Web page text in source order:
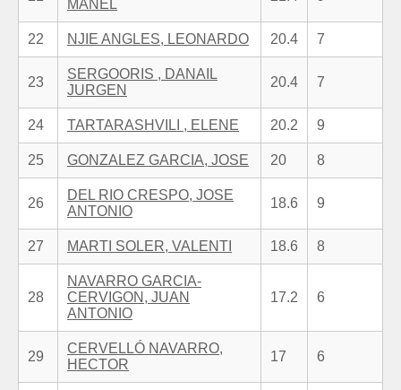
MANEL
22 NJIE ANGLES, LEONARDO 20.4 7
23
SERGOORIS , DANAIL
JURGEN
20.4 7
24 TARTARASHVILI , ELENE 20.2 9
25 GONZALEZ GARCIA, JOSE 20 8
26
DEL RIO CRESPO, JOSE
ANTONIO
18.6 9
27 MARTI SOLER, VALENTI 18.6 8
28
NAVARRO GARCIA-
CERVIGON, JUAN
ANTONIO
17.2 6
29
CERVELLÓ NAVARRO,
HECTOR
17 6